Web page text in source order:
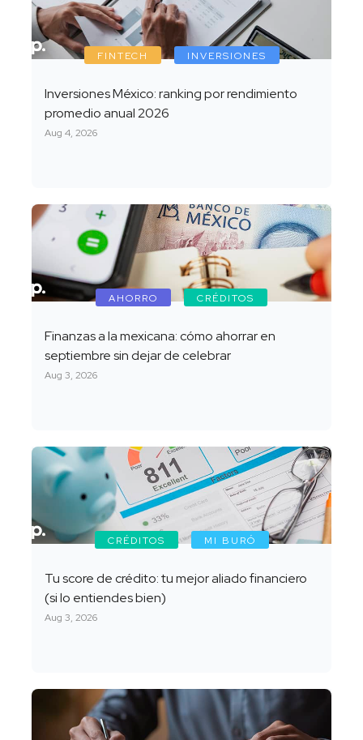
FINTECH INVERSIONES
Inversiones México: ranking por rendimiento
promedio anual 2026
Aug 4, 2026
AHORRO CRÉDITOS
Finanzas a la mexicana: cómo ahorrar en
septiembre sin dejar de celebrar
Aug 3, 2026
CRÉDITOS MI BURÓ
Tu score de crédito: tu mejor aliado financiero
(si lo entiendes bien)
Aug 3, 2026